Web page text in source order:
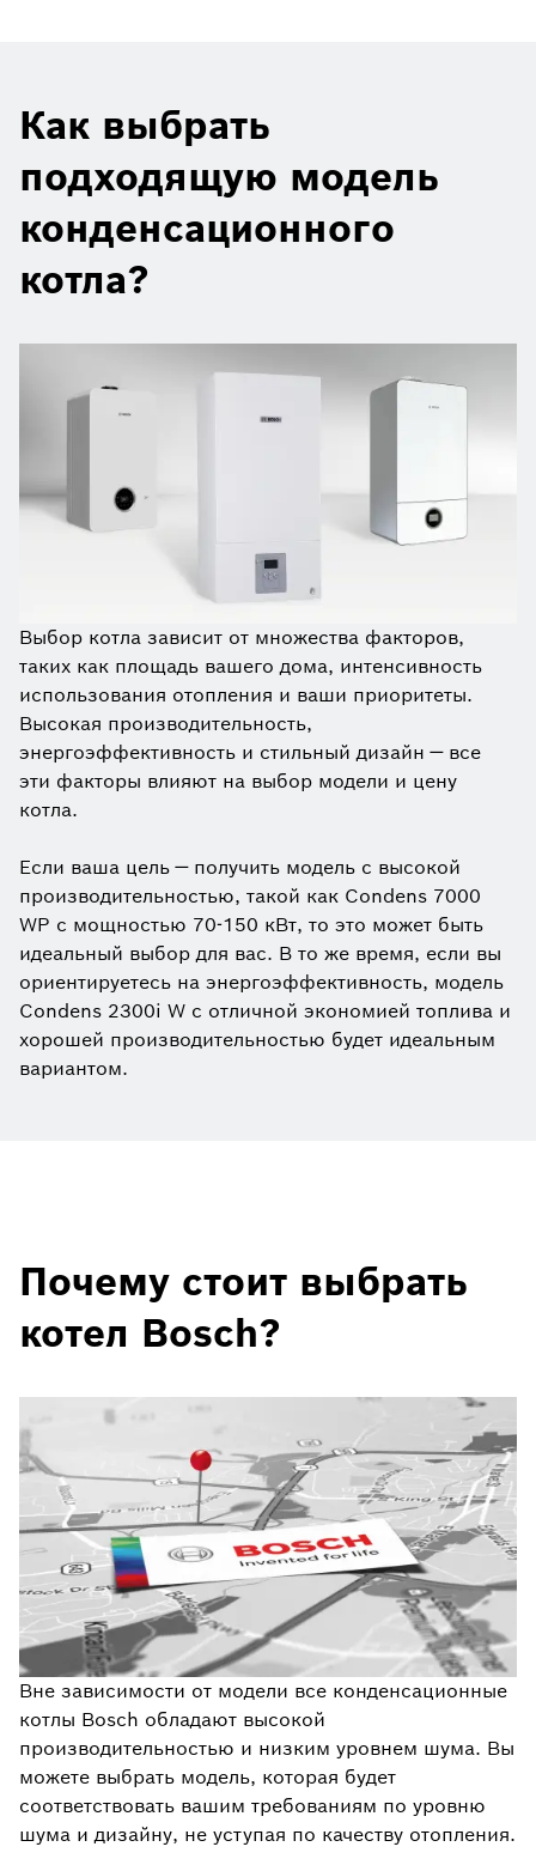
Как выбрать
подходящую модель
конденсационного
котла?
Выбор котла зависит от множества факторов,
таких как площадь вашего дома, интенсивность
использования отопления и ваши приоритеты.
Высокая производительность,
энергоэффективность и стильный дизайн — все
эти факторы влияют на выбор модели и цену
котла.
Если ваша цель — получить модель с высокой
производительностью, такой как Condens 7000
WP с мощностью 70-150 кВт, то это может быть
идеальный выбор для вас. В то же время, если вы
ориентируетесь на энергоэффективность, модель
Condens 2300i W с отличной экономией топлива и
хорошей производительностью будет идеальным
вариантом.
Почему стоит выбрать
котел Bosch?
Вне зависимости от модели все конденсационные
котлы Bosch обладают высокой
производительностью и низким уровнем шума. Вы
можете выбрать модель, которая будет
соответствовать вашим требованиям по уровню
шума и дизайну, не уступая по качеству отопления.